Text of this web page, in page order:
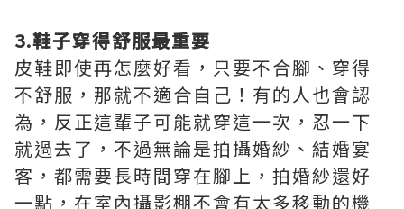
3.鞋子穿得舒服最重要
皮鞋即使再怎麼好看，只要不合腳、穿得
不舒服，那就不適合自己！有的人也會認
為，反正這輩子可能就穿這一次，忍一下
就過去了，不過無論是拍攝婚紗、結婚宴
客，都需要長時間穿在腳上，拍婚紗還好
一點，在室內攝影棚不會有太多移動的機